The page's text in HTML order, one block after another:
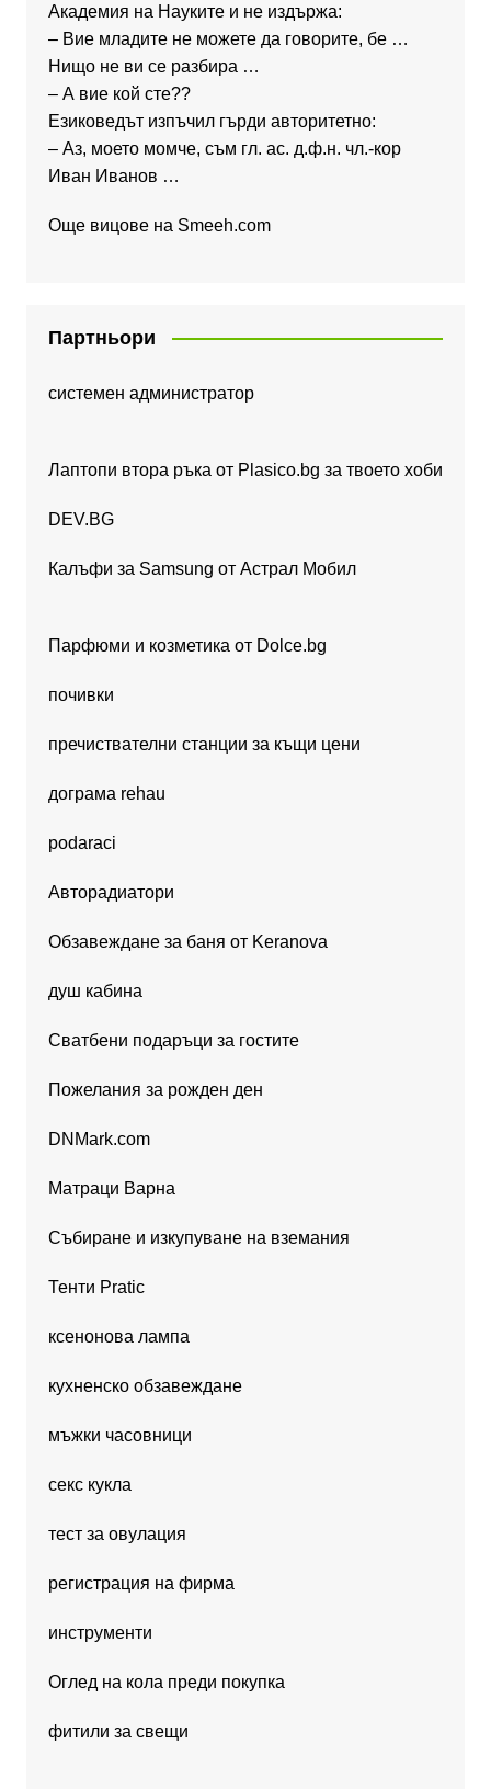
Академия на Науките и не издържа:
– Вие младите не можете да говорите, бе …
Нищо не ви се разбира …
– А вие кой сте??
Езиковедът изпъчил гърди авторитетно:
– Аз, моето момче, съм гл. ас. д.ф.н. чл.-кор
Иван Иванов …
Още вицове на Smeeh.com
Партньори
системен администратор
Лаптопи втора ръка от Plasico.bg за твоето хоби
DEV.BG
Калъфи за Samsung от Астрал Мобил
Парфюми и козметика от Dolce.bg
почивки
пречиствателни станции за къщи цени
дограма rehau
podaraci
Авторадиатори
Обзавеждане за баня от Keranova
душ кабина
Сватбени подаръци за гостите
Пожелания за рожден ден
DNMark.com
Матраци Варна
Събиране и изкупуване на вземания
Тенти Pratic
ксенонова лампа
кухненско обзавеждане
мъжки часовници
секс кукла
тест за овулация
регистрация на фирма
инструменти
Оглед на кола преди покупка
фитили за свещи